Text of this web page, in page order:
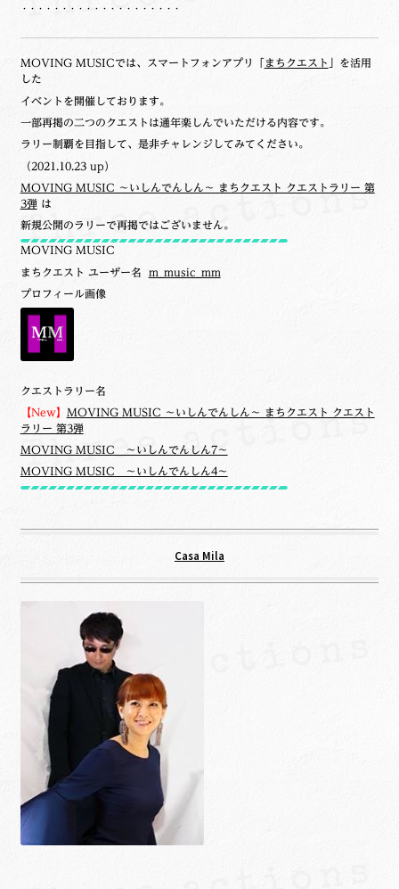
・・・・・・・・・・・・・・・・・・・・
MOVING MUSICでは、スマートフォンアプリ「 まちクエスト
」を活用
した
イベントを開催しております。
一部再掲の二つのクエストは通年楽しんでいただける内容です。
ラリー制覇を目指して、是非チャレンジしてみてください。
（2021.10.23 up）
MOVING MUSIC ～いしんでんしん～ まちクエスト クエストラリー 第
3弾は
新規公開のラリーで再掲ではございません。
MOVING MUSIC
まちクエスト ユーザー名 m_music_mm
プロフィール画像
クエストラリー名
【New】
MOVING MUSIC ～いしんでんしん～ まちクエスト クエスト
ラリー 第3弾
MOVING MUSIC ～いしんでんしん7～
MOVING MUSIC ～いしんでんしん4～
Casa Mila